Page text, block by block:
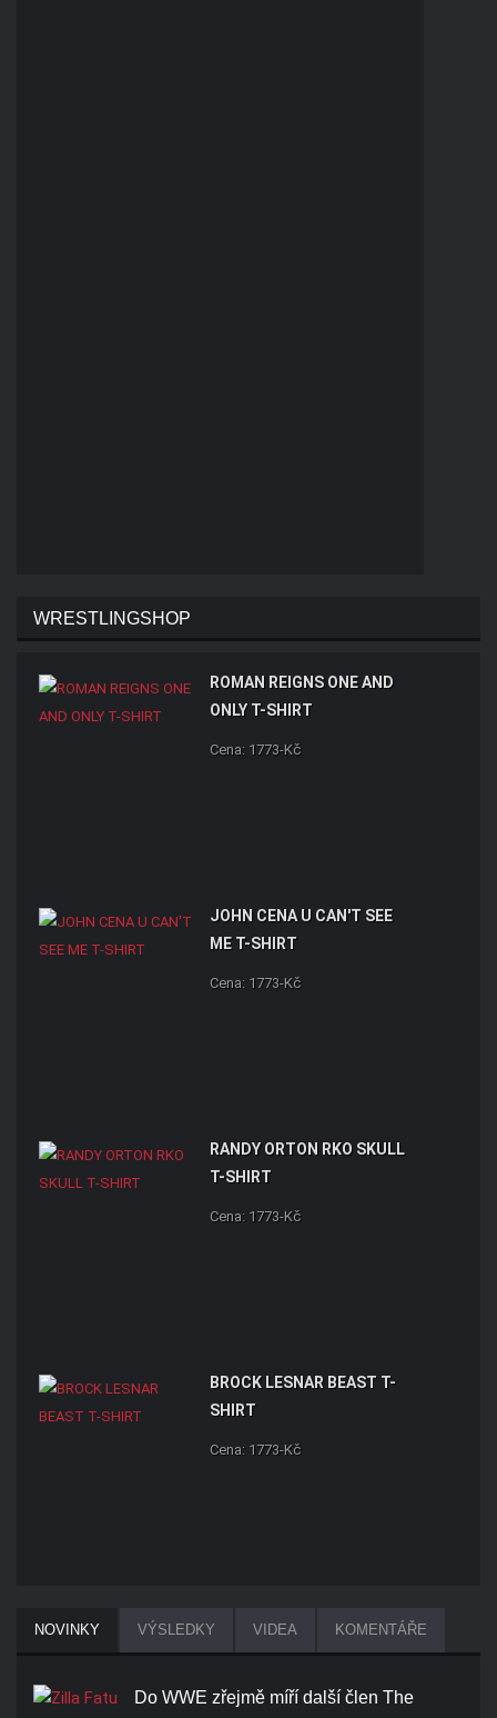
WRESTLINGSHOP
ROMAN REIGNS ONE AND
ONLY T-SHIRT
Cena: 1773-Kč
JOHN CENA U CAN'T SEE
ME T-SHIRT
Cena: 1773-Kč
RANDY ORTON RKO SKULL
T-SHIRT
Cena: 1773-Kč
BROCK LESNAR BEAST T-
SHIRT
Cena: 1773-Kč
NOVINKY VÝSLEDKY VIDEA KOMENTÁŘE
Do WWE zřejmě míří další člen The